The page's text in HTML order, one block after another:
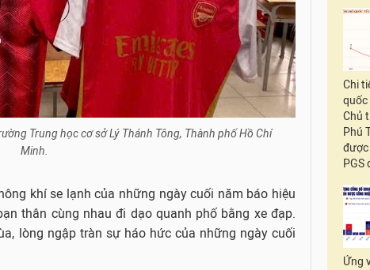
Trung học cơ sở Lý Thánh Tông, Thành phố Hồ Chí
Minh.
khí se lạnh của những ngày cuối năm báo hiệu
thân cùng nhau đi dạo quanh phố bằng xe đạp.
lòng ngập tràn sự háo hức của những ngày cuối
Chi
quốc
Chủ
Phú
được
PGS
Ứng